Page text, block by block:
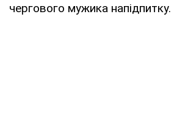
чергового мужика напідпитку.